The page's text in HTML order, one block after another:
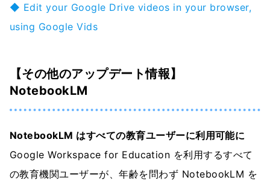
◆ Edit your Google Drive videos in your browser,
using Google Vids
【その他のアップデート情報】
NotebookLM
NotebookLM はすべての教育ユーザーに利用可能に
Google Workspace for Education を利用するすべて
の教育機関ユーザーが、年齢を問わず NotebookLM を